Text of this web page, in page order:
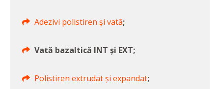
Adezivi polistiren și vată;
Vată bazaltică INT și EXT;
Polistiren extrudat și expandat;